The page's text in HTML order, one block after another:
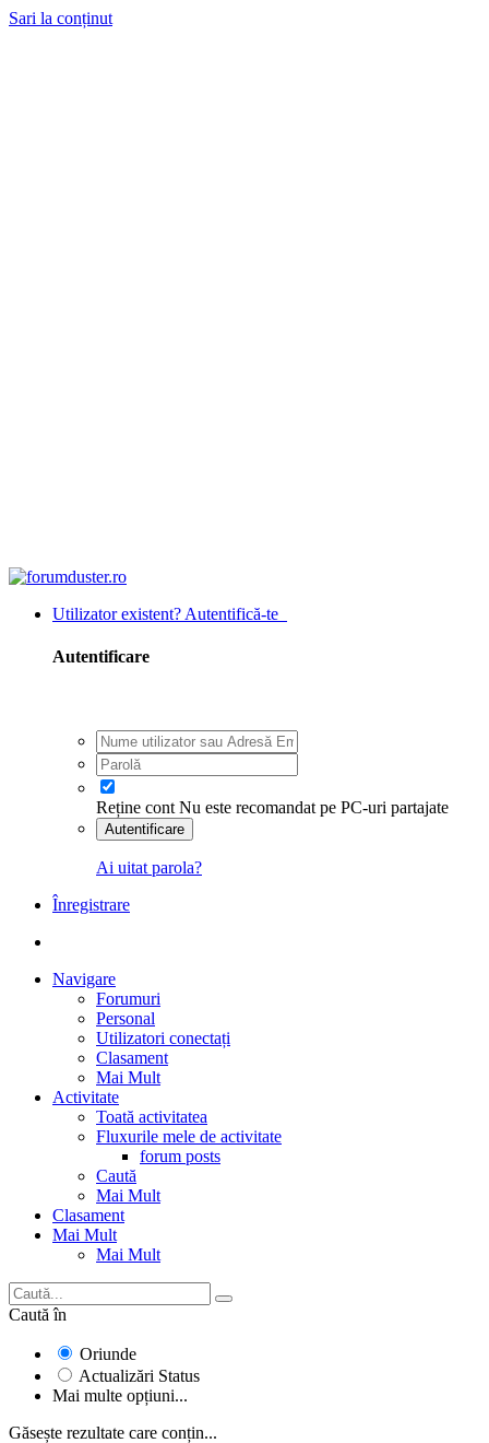
Sari la conținut
Utilizator existent? Autentifică-te
Autentificare
Reține cont Nu este recomandat pe PC-uri partajate
Autentificare
Ai uitat parola?
Înregistrare
Navigare
Forumuri
Personal
Utilizatori conectați
Clasament
Mai Mult
Activitate
Toată activitatea
Fluxurile mele de activitate
forum posts
Caută
Mai Mult
Clasament
Mai Mult
Mai Mult
Caută în
Oriunde
Actualizări Status
Mai multe opțiuni...
Găsește rezultate care conțin...